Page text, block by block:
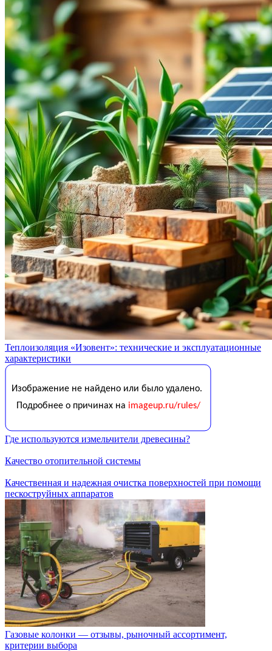
Теплоизоляция «Изовент»: технические и эксплуатационные
характеристики
Где используются измельчители древесины?
Качество отопительной системы
Качественная и надежная очистка поверхностей при помощи
пескоструйных аппаратов
Газовые колонки — отзывы, рыночный ассортимент,
критерии выбора